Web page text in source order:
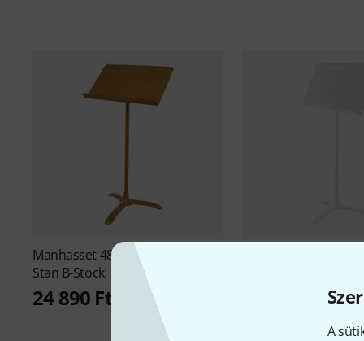
A
Manhasset 48 Symphony Music
Stan B-Stock
24 890 Ft